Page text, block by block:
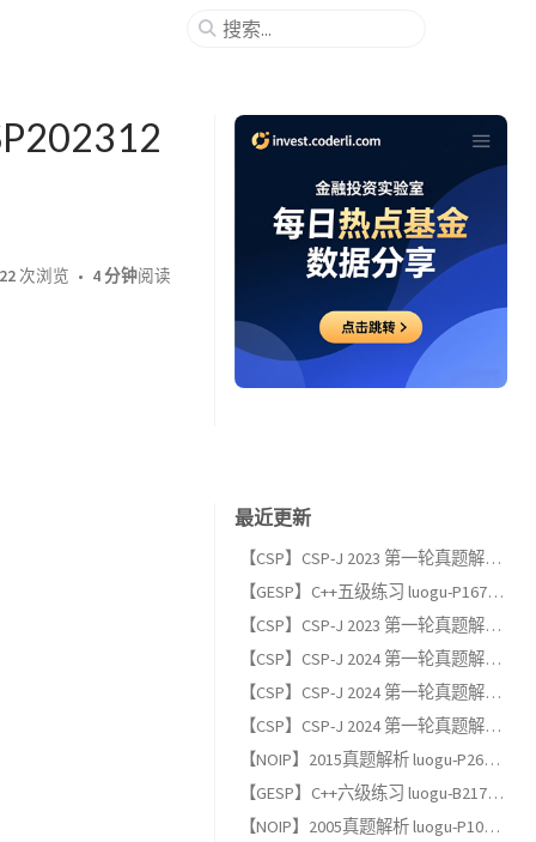
次浏览 4 分钟阅读
最近更新
【CSP】CSP-J 2023 第一轮真题解析（二）：阅读程序题
【GESP】C++五级练习 luogu-P1678 烦恼的高考志愿
【CSP】CSP-J 2023 第一轮真题解析（一）：单项选择题
【CSP】CSP-J 2024 第一轮真题解析（三）：完善程序题
【CSP】CSP-J 2024 第一轮真题解析（二）：阅读程序题
【CSP】CSP-J 2024 第一轮真题解析（一）：单项选择题
【NOIP】2015真题解析 luogu-P2678 跳石头（适合GESP六级以上练习）
【GESP】C++六级练习 luogu-B2174, 完全背包
【NOIP】2005真题解析 luogu-P1048 采药（适合GESP六级以上练习）